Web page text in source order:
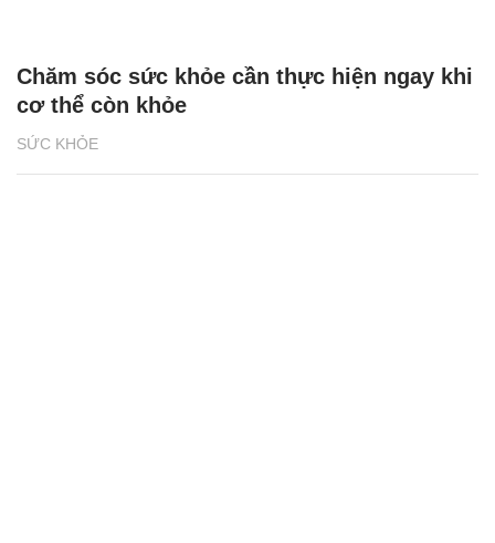
SỨC KHỎE
Chăm sóc sức khỏe cần thực hiện ngay khi
cơ thể còn khỏe